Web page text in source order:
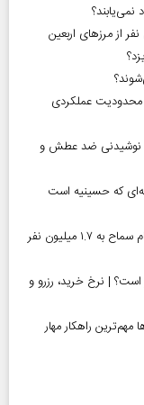
نمی‌یابند؟
۱۰.۵ میلیون نفر با محدودیت عملکردی
نوشیدنی ضد عطش و
که حسینیه است
آغاز رسمی برنامه‌های اربعین ۱۴۰۵ در مرز‌ها | ثبت‌نام سماح به ۱.۷ میلیون نفر
زهرا (س) در سال ۱۴۰۵ چقدر است؟ | نرخ خرید، رزرو و
مهم‌ترین راهکار مهار